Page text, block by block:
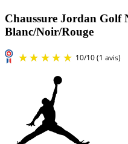
Chaussure Jordan Golf
Blanc/Noir/Rouge